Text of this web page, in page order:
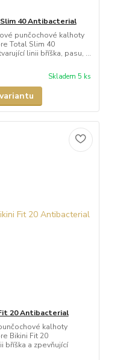
40 Antibacterial
punčochové kalhoty
Total Slim 40
linii bříška, pasu, ...
Skladem 5 ks
20 Antibacterial
kalhoty
Bikini Fit 20
bříška a zpevňující